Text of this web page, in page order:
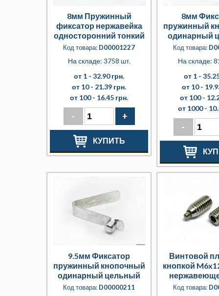
8мм Пружинный
фиксатор нержавейка
односторонний тонкий
(0,4мм)
Код товара: D00001227
На складе: 3758 шт.
от 1 - 32.90 грн.
от 10 - 21.39 грн.
от 100 - 16.45 грн.
- +
КУПИТЬ
8мм
пружинный
одинарный
Код товара:
На складе:
от 1 -
от 10 -
от 100 -
от 1000 -
-
9.5мм Фиксатор
пружинный кнопочный
одинарный цельный
Код товара: D00000211
Винтовой
кнопкой
Код товара: